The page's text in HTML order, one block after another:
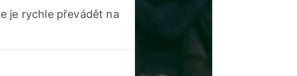
je rychle převádět na